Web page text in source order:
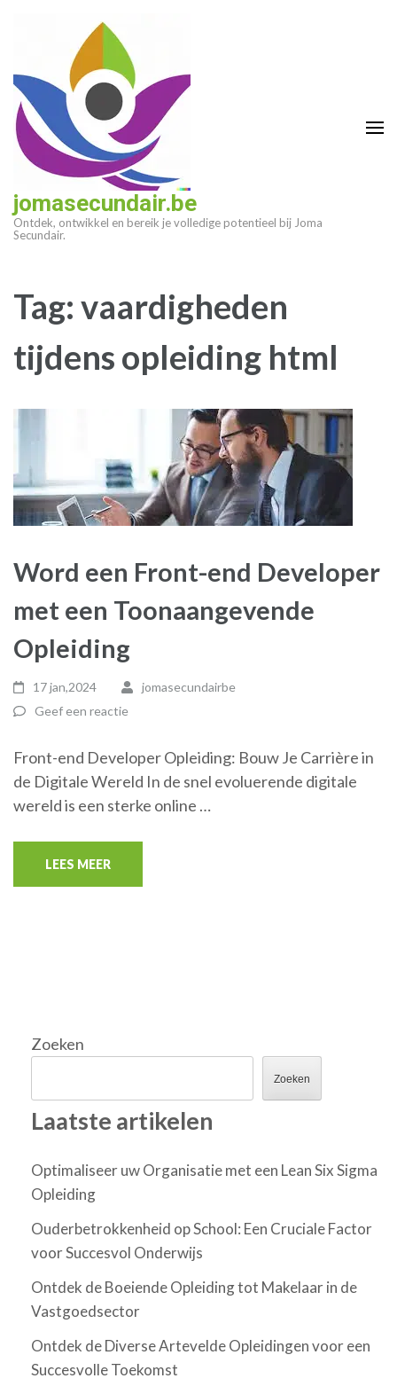
(druk
enter)
jomasecundair.be
Ontdek, ontwikkel en bereik je volledige potentieel bij Joma
Secundair.
Tag:vaardigheden
tijdens opleiding html
Word een Front-end Developer
met een Toonaangevende
Opleiding
17 jan,2024
jomasecundairbe
Geef een reactie
Front-end Developer Opleiding: Bouw Je Carrière in
de Digitale Wereld In de snel evoluerende digitale
wereld is een sterke online …
LEES MEER
Zoeken
Zoeken
Laatste artikelen
Optimaliseer uw Organisatie met een Lean Six Sigma
Opleiding
Ouderbetrokkenheid op School: Een Cruciale Factor
voor Succesvol Onderwijs
Ontdek de Boeiende Opleiding tot Makelaar in de
Vastgoedsector
Ontdek de Diverse Artevelde Opleidingen voor een
Succesvolle Toekomst